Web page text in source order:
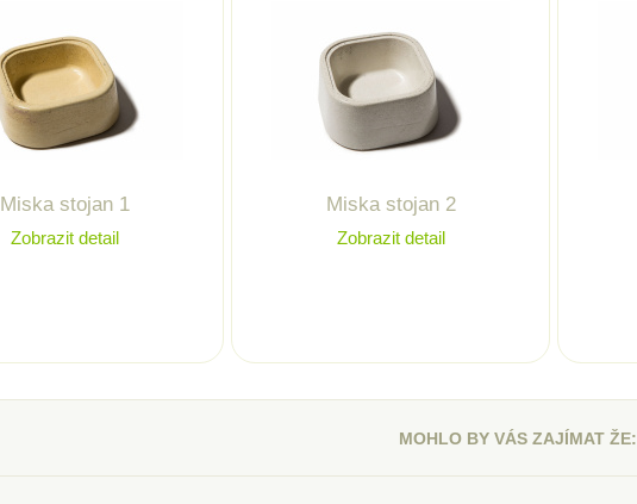
Miska stojan 1
Zobrazit detail
Miska stojan 2
Zobrazit detail
MOHLO BY VÁS ZAJÍMAT ŽE: